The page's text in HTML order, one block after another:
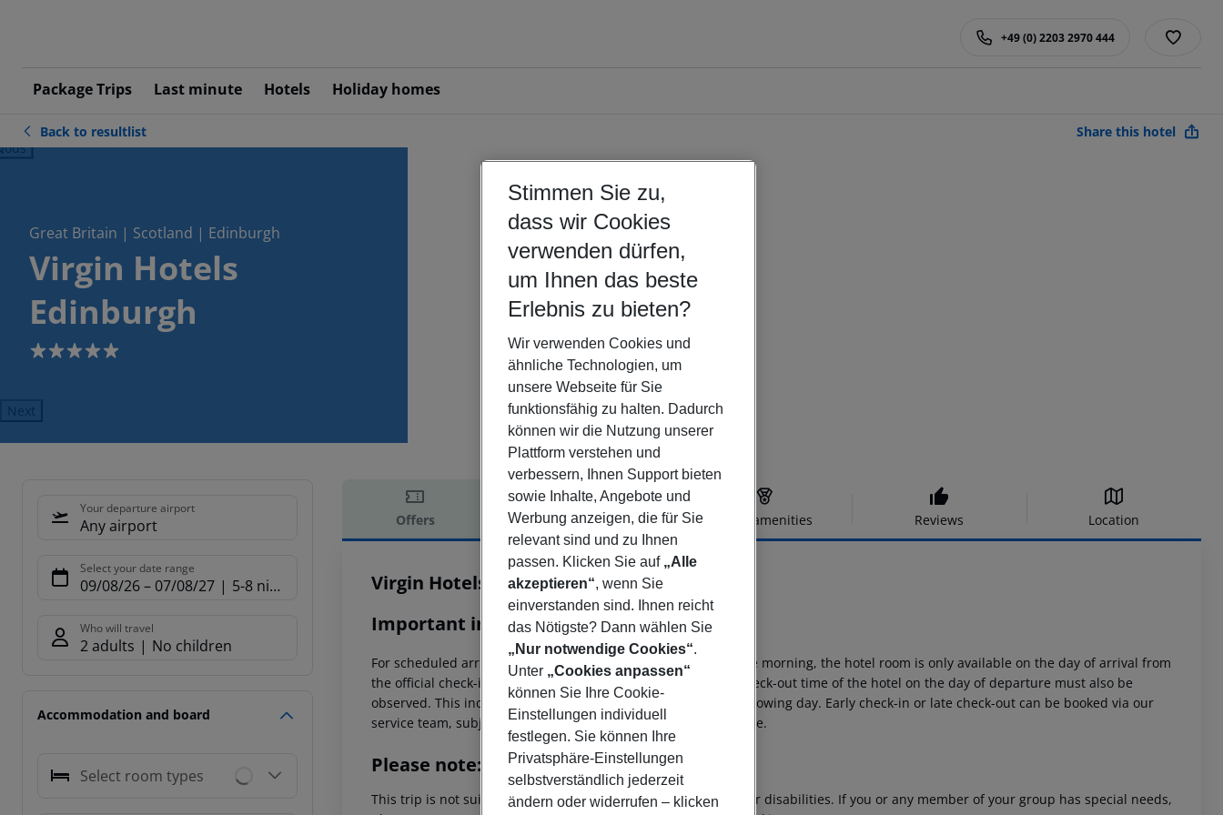
Package Trips Last minute Hotels Holiday homes
+49 (0) 2203 2970 444
Back to resultlist Share this hotel
Great Britain | Scotland | Edinburgh
Virgin Hotels
Edinburgh
5
Next
Your departure airport
Any airport
Select your date range
09/08/26– 07/08/27 5-8 nights
Who will travel
2 adults No children
Accommodation and board
Select room types
Offers Offer description Hotel amenities Reviews Location
Offer description
Virgin Hotels Edinburgh
5
Important info
For scheduled arrivals in the destination area from 04:00 in the morning, the hotel room is only available on the day of arrival from
the official check-in time of the respective hotel. The official check-out time of the hotel on the day of departure must also be
observed. This includes return flights until 3.00 a.m. on the following day. Early check-in or late check-out can be booked via our
service team, subject to availability and for an additional charge.
Please note:
This trip is not suitable for passengers with reduced mobility or disabilities. If you or any member of your group has special needs,
Stimmen Sie zu,
dass wir Cookies
verwenden dürfen,
um Ihnen das beste
Erlebnis zu bieten?
Wir verwenden Cookies und
ähnliche Technologien, um
unsere Webseite für Sie
funktionsfähig zu halten. Dadurch
können wir die Nutzung unserer
Plattform verstehen und
verbessern, Ihnen Support bieten
sowie Inhalte, Angebote und
Werbung anzeigen, die für Sie
relevant sind und zu Ihnen
passen. Klicken Sie auf „Alle
akzeptieren“, wenn Sie
einverstanden sind. Ihnen reicht
das Nötigste? Dann wählen Sie
„Nur notwendige Cookies“.
Unter „Cookies anpassen“
können Sie Ihre Cookie-
Einstellungen individuell
festlegen. Sie können Ihre
Privatsphäre-Einstellungen
selbstverständlich jederzeit
ändern oder widerrufen – klicken